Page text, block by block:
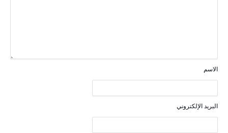
الاسم
البريد الإلكتروني